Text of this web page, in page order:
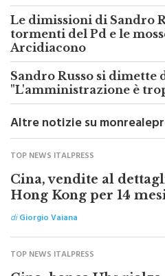
Le dimissioni di Sandro
tormenti del Pd e le
Arcidiacono
Sandro Russo si dimette
"L'amministrazione è
Altre notizie su
TOP NEWS ITALPRESS
Cina, vendite al
Hong Kong per 14
diGiorgio Vaiana
TOP NEWS ITALPRESS